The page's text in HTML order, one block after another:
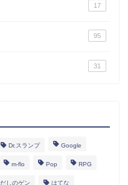
17
95
31
Dr.スランプ Google
m-flo Pop RPG
しのゲン はてな